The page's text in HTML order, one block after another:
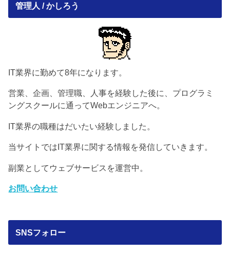
管理人 / かしろう
IT業界に勤めて8年になります。
営業、企画、管理職、人事を経験した後に、プログラミ
ングスクールに通ってWebエンジニアへ。
IT業界の職種はだいたい経験しました。
当サイトではIT業界に関する情報を発信していきます。
副業としてウェブサービスを運営中。
お問い合わせ
SNSフォロー